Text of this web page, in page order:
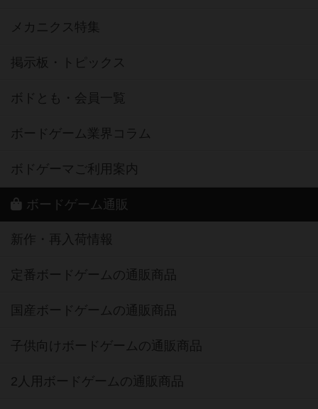
メカニクス特集
掲示板・トピックス
ボドとも・会員一覧
ボードゲーム業界コラム
ボドゲーマご利用案内
ボードゲーム通販
新作・再入荷情報
定番ボードゲームの通販商品
国産ボードゲームの通販商品
子供向けボードゲームの通販商品
2人用ボードゲームの通販商品